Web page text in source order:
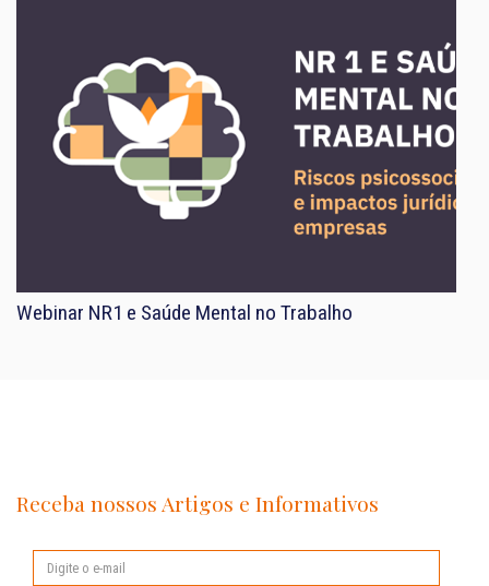
Webinar NR1 e Saúde Mental no Trabalho
Receba nossos Artigos e Informativos